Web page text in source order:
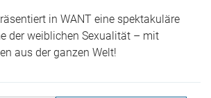
in WANT eine spektakuläre
der weiblichen Sexualität – mit
aus der ganzen Welt!